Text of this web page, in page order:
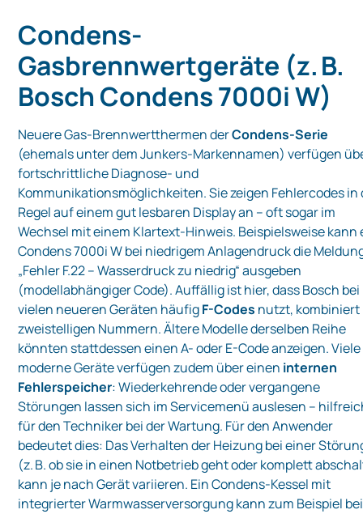
Condens-
Gasbrennwertgeräte (z. B.
Bosch Condens 7000i W)
Neuere Gas-Brennwertthermen derCondens-Serie
(ehemals unter dem Junkers-Markennamen) verfügen
fortschrittliche Diagnose- und
Kommunikationsmöglichkeiten. Sie zeigen Fehlercodes in
Regel auf einem gut lesbaren Display an – oft sogar im
Wechsel mit einem Klartext-Hinweis. Beispielsweise kann
Condens 7000i W bei niedrigem Anlagendruck die
„Fehler F.22 – Wasserdruck zu niedrig“ ausgeben
(modellabhängiger Code). Auffällig ist hier, dass Bosch bei
vielen neueren Geräten häufigF-Codes nutzt,
zweistelligen Nummern. Ältere Modelle derselben Reihe
könnten stattdessen einen A- oder E-Code anzeigen. Viele
moderne Geräte verfügen zudem über einen internen
Fehlerspeicher: Wiederkehrende oder vergangene
Störungen lassen sich im Servicemenü auslesen –
für den Techniker bei der Wartung. Für den Anwender
bedeutet dies: Das Verhalten der Heizung bei einer
(z. B. ob sie in einen Notbetrieb geht oder komplett
kann je nach Gerät variieren. Ein Condens-Kessel mit
integrierter Warmwasserversorgung kann zum Beispiel bei